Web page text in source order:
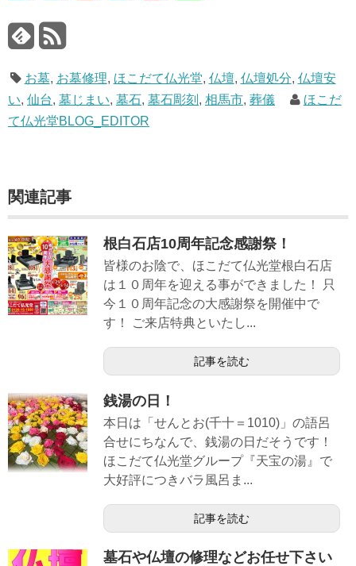
お墓, お墓修理, ほこだて仏光堂, 仏壇, 仏壇処分, 仏壇安
い, 仙台, 墓じまい, 墓石, 墓石彫刻 , 相馬市, 葬儀
ほこだ
て仏光堂BLOG_EDITOR
関連記事
根白石店10周年記念感謝祭！
皆様のお陰で、ほこだて仏光堂根白石店
は１０周年を迎える事ができました！ 只
今１０周年記念の大感謝祭を開催中で
す！ ご来店特典といたし...
記事を読む
銭湯の日！
本日は「せんとお(千十＝1010)」の語呂
合せにちなんで、銭湯の日だそうです！
ほこだて仏光堂グループ『天宝の湯』で
大好評につきバラ風呂ま...
記事を読む
墓石や仏壇の修理などお任せ下さい